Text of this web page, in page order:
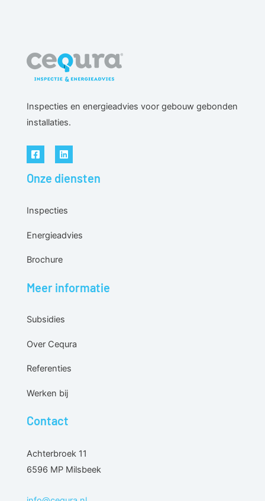
Inspecties en energieadvies voor gebouw gebonden
installaties.
Onze diensten
Inspecties
Energieadvies
Brochure
Meer informatie
Subsidies
Over Cequra
Referenties
Werken bij
Contact
Achterbroek 11
6596 MP Milsbeek